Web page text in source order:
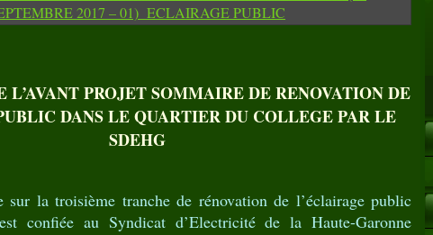
L’AVANT PROJET SOMMAIRE DE RENOVATION DE
DANS LE QUARTIER DU COLLEGE PAR LE
SDEHG
sur la troisième tranche de rénovation de l’éclairage public
confiée au Syndicat d’Electricité de la Haute-Garonne